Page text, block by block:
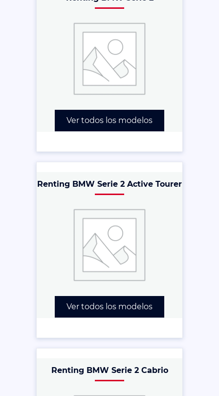
Ver todos los modelos
Renting BMW Serie 2 Active Tourer
Ver todos los modelos
Renting BMW Serie 2 Cabrio